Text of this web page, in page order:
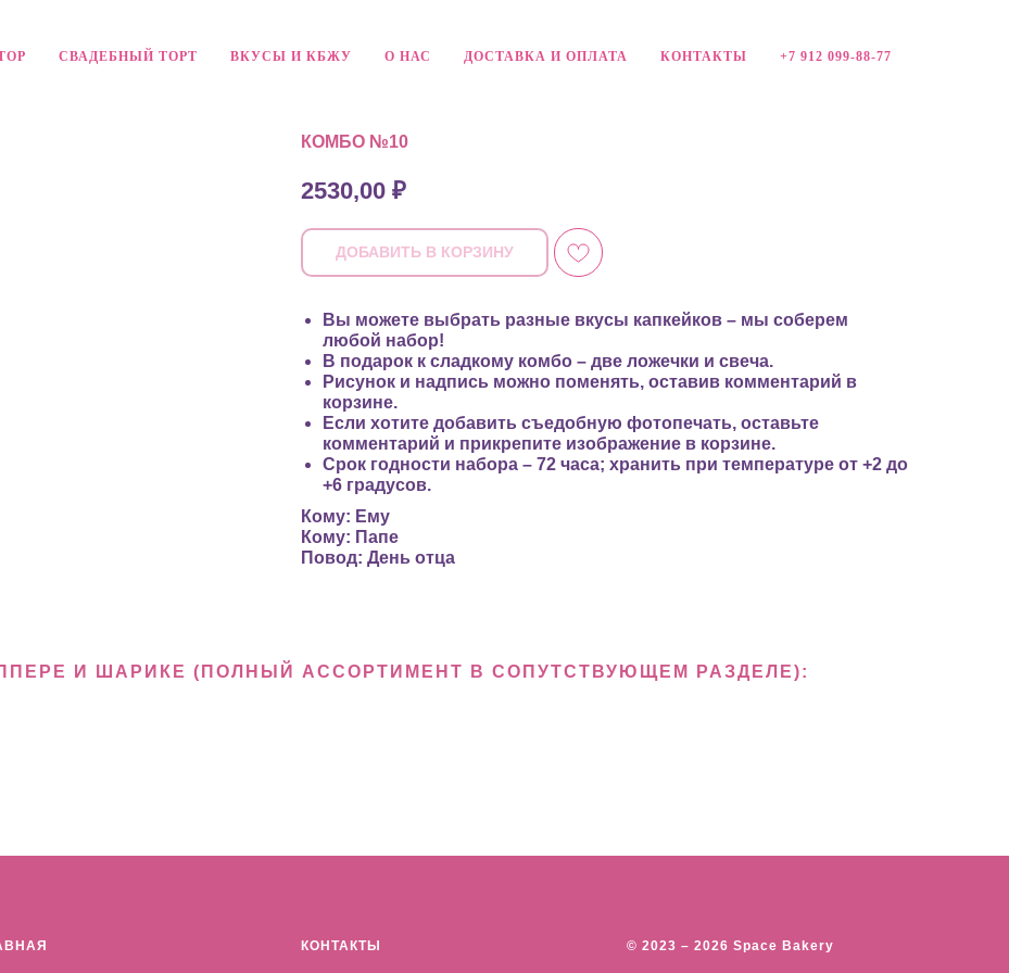
СВАДЕБНЫЙ ТОРТ ВКУСЫ И КБЖУ О НАС ДОСТАВКА И ОПЛАТА КОНТАКТЫ +7 912 099-88-77
КОМБО №10
2530,00 ₽
ДОБАВИТЬ В КОРЗИНУ
Вы можете выбрать разные вкусы капкейков – мы соберем
любой набор!
В подарок к сладкому комбо – две ложечки и свеча.
Рисунок и надпись можно поменять, оставив комментарий в
корзине.
Если хотите добавить съедобную фотопечать, оставьте
комментарий и прикрепите изображение в корзине.
Срок годности набора – 72 часа; хранить при температуре от +2 до
+6 градусов.
Кому: Ему
Кому: Папе
Повод: День отца
И ШАРИКЕ (ПОЛНЫЙ АССОРТИМЕНТ В СОПУТСТВУЮЩЕМ РАЗДЕЛЕ):
КОНТАКТЫ © 2023 – 2026 Space Bakery